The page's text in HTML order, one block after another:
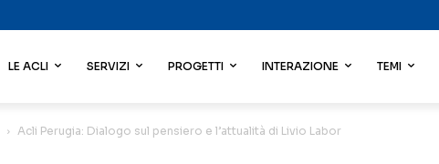
LE ACLI SERVIZI PROGETTI INTERAZIONE TEMI
Acli Perugia: Dialogo sul pensiero e l’attualità di Livio Labor